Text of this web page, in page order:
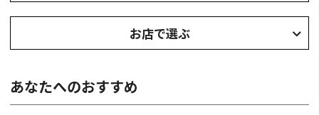
お店で選ぶ
あなたへのおすすめ